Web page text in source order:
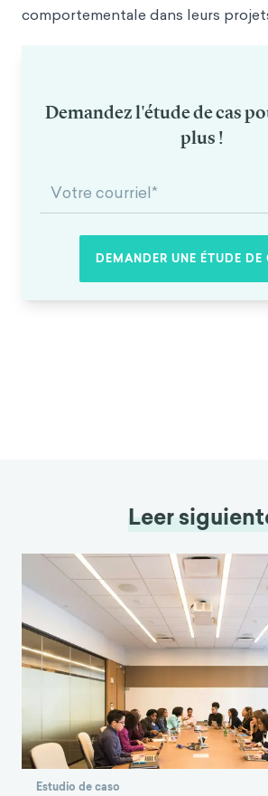
comportementale dans leurs
Demandez l'étude de cas
plus !
Leer
Estudio de caso